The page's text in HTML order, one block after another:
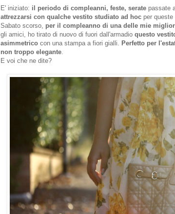
E' iniziato: il periodo di compleanni, feste, serate passate
attrezzarsi con qualche vestito studiato ad hoc per
Sabato scorso, per il compleanno di una delle mie
gli amici, ho tirato di nuovo di fuori dall'armadio questo
asimmetrico con una stampa a fiori gialli. Perfetto per
non troppo elegante.
E voi che ne dite?